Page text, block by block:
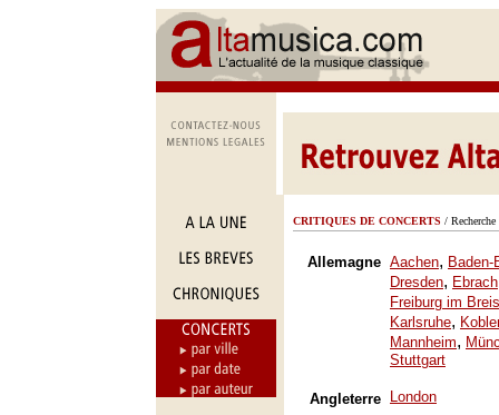
CRITIQUES DE CONCERTS /
Allemagne Aachen, Baden-
Dresden, Ebrach
Freiburg im
Karlsruhe,
Mannheim,
Stuttgart
Angleterre London